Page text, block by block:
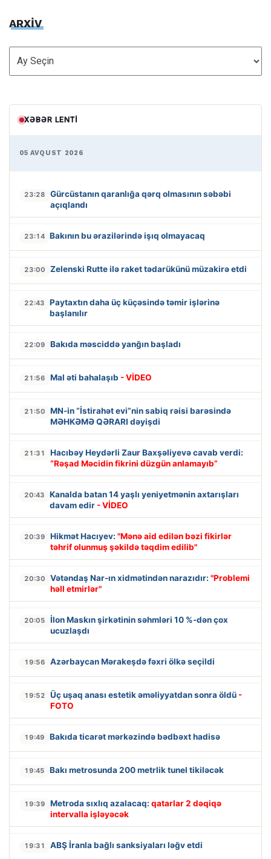
ARXİV
ARXİV
XƏBƏR LENTI
05 AVQUST 2026
23:28
Gürcüstanın qaranlığa qərq olmasının səbəbi
açıqlandı
23:14 Bakının bu ərazilərində işıq olmayacaq
23:00 Zelenski Rutte ilə raket tədarükünü müzakirə etdi
22:43
Paytaxtın daha üç küçəsində təmir işlərinə
başlanılır
22:09 Bakıda məsciddə yanğın başladı
21:56 Mal əti bahalaşıb - VİDEO
21:50
MN-in “İstirahət evi”nin sabiq rəisi barəsində
MƏHKƏMƏ QƏRARI dəyişdi
21:31
Hacıbəy Heydərli Zaur Baxşəliyevə cavab verdi:
“Rəşad Məcidin fikrini düzgün anlamayıb”
20:43
Kanalda batan 14 yaşlı yeniyetmənin axtarışları
davam edir - VİDEO
20:39 Hikmət Hacıyev: "Mənə aid edilən bəzi fikirlər
təhrif olunmuş şəkildə təqdim edilib"
20:30 Vətəndaş Nar-ın xidmətindən narazıdır: "Problemi
həll etmirlər"
20:05
İlon Maskın şirkətinin səhmləri 10 %-dən çox
ucuzlaşdı
19:56 Azərbaycan Mərakeşdə fəxri ölkə seçildi
19:52 Üç uşaq anası estetik əməliyyatdan sonra öldü -
FOTO
19:49 Bakıda ticarət mərkəzində bədbəxt hadisə
19:45 Bakı metrosunda 200 metrlik tunel tikiləcək
19:39 Metroda sıxlıq azalacaq: qatarlar 2 dəqiqə
intervalla işləyəcək
19:31 ABŞ İranla bağlı sanksiyaları ləğv etdi